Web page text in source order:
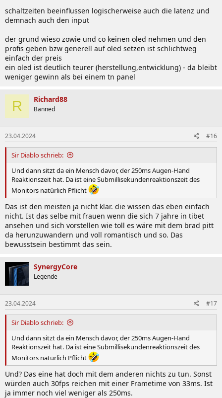
mit 360hz gibt.
Die sollten doch der sweet Spot sein für E Sports
schaltzeiten beeinflussen logischerweise auch die latenz und
demnach auch den input
der grund wieso zowie und co keinen oled nehmen und den
profis geben bzw generell auf oled setzen ist schlichtweg
einfach der preis
ein oled ist deutlich teurer (herstellung,entwicklung) - da bleibt
weniger gewinn als bei einem tn panel
R Richard88
Banned
23.04.2024 #16
Sir Diablo schrieb:
Und dann sitzt da ein Mensch davor, der 250ms Augen-Hand
Reaktionszeit hat. Da ist eine Submillisekundenreaktionszeit des
Monitors natürlich Pflicht
Das ist den meisten ja nicht klar. die wissen das eben einfach
nicht. Ist das selbe mit frauen wenn die sich 7 jahre in tibet
ansehen und sich vorstellen wie toll es wäre mit dem brad pitt
da herunzuwandern und voll romantisch und so. Das
bewusstsein bestimmt das sein.
SynergyCore
Legende
23.04.2024 #17
Sir Diablo schrieb:
Und dann sitzt da ein Mensch davor, der 250ms Augen-Hand
Reaktionszeit hat. Da ist eine Submillisekundenreaktionszeit des
Monitors natürlich Pflicht
Und? Das eine hat doch mit dem anderen nichts zu tun. Sonst
würden auch 30fps reichen mit einer Frametime von 33ms. Ist
ja immer noch viel weniger als 250ms.